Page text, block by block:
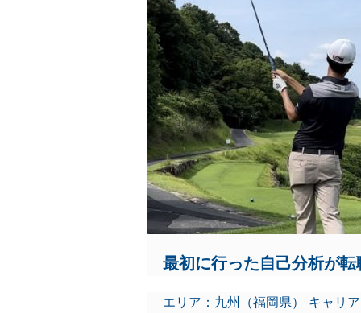
最初に行った自己分析が
エリア：九州（福岡県） キャリ